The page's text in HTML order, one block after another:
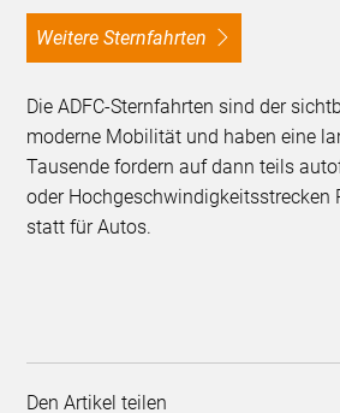
Weitere Sternfahrten
Die ADFC-Sternfahrten sind der
moderne Mobilität und haben eine
Tausende fordern auf dann teils
oder Hochgeschwindigkeitsstrecken
statt für Autos.
Den Artikel teilen